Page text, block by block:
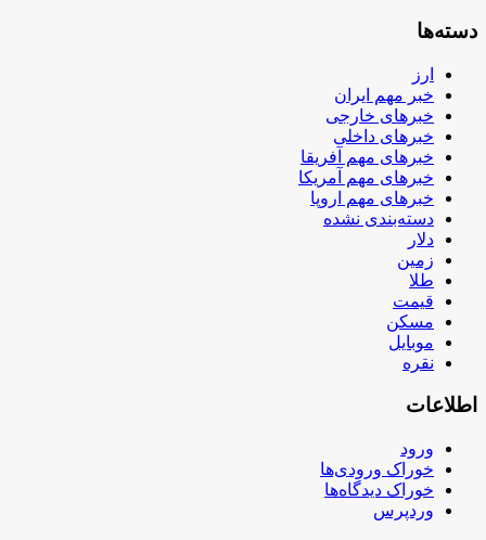
دسته‌ها
ارز
خبر مهم ایران
خبرهای خارجی
خبرهای داخلی
خبرهای مهم آفریقا
خبرهای مهم آمریکا
خبرهای مهم اروپا
دسته‌بندی نشده
دلار
زمین
طلا
قیمت
مسکن
موبایل
نقره
اطلاعات
ورود
خوراک ورودی‌ها
خوراک دیدگاه‌ها
وردپرس